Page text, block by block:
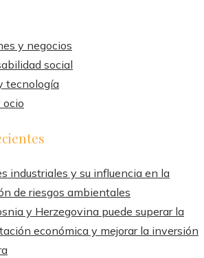
y negocios
social
tecnología
ocio
industriales y su influencia en la
de riesgos ambientales
y Herzegovina puede superar la
económica y mejorar la inversión